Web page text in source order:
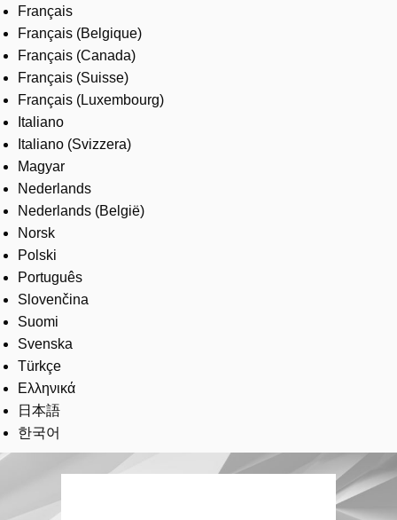
Français
Français (Belgique)
Français (Canada)
Français (Suisse)
Français (Luxembourg)
Italiano
Italiano (Svizzera)
Magyar
Nederlands
Nederlands (België)
Norsk
Polski
Português
Slovenčina
Suomi
Svenska
Türkçe
Ελληνικά
日本語
한국어